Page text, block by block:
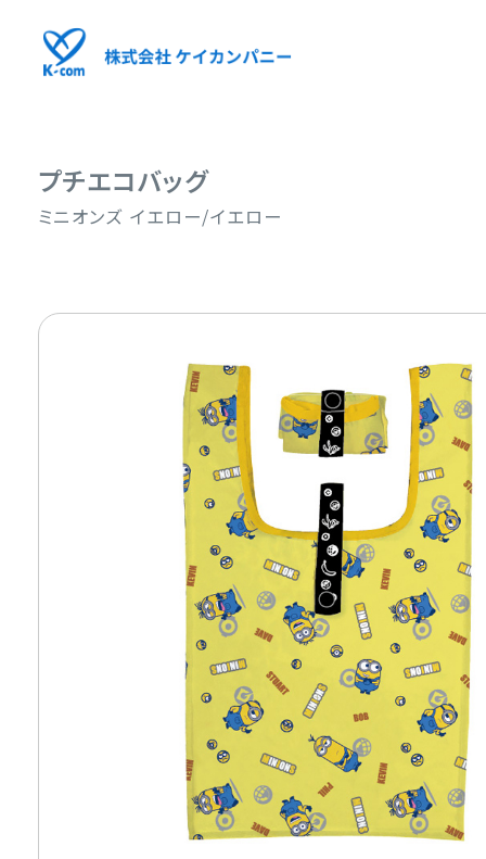
プチエコバッグ
ミニオンズ イエロー/イエロー